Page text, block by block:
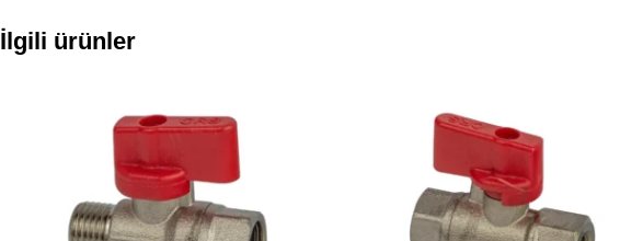
İlgili ürünler